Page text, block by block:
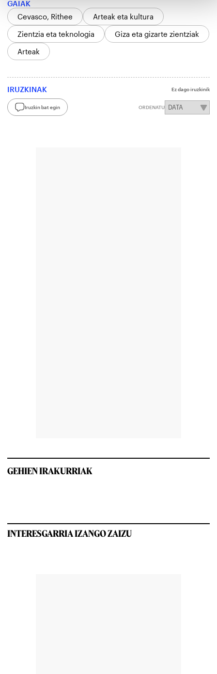
GAIAK
Cevasco, Rithee
Arteak eta kultura
Zientzia eta teknologia
Giza eta gizarte zientziak
Arteak
IRUZKINAK Ez dago iruzkinik
Iruzkin bat egin ORDENATU
GEHIEN IRAKURRIAK
INTERESGARRIA IZANGO ZAIZU